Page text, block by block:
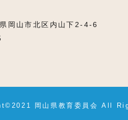
岡山市北区内山下2-4-6
岡山県教育委員会 All